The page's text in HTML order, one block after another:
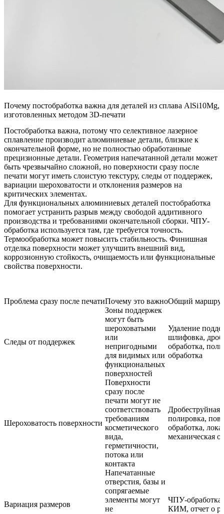
Почему постобработка важна для деталей из сплава AlSi10Mg,
изготовленных методом 3D-печати
Постобработка важна, потому что селективное лазерное
сплавление производит алюминиевые детали, близкие к
окончательной форме, но не полностью обработанные
прецизионные детали. Геометрия напечатанной детали может
быть чрезвычайно сложной, но поверхности сразу после
печати могут иметь слоистую текстуру, следы от поддержек,
вариации шероховатости и отклонения размеров на
критических элементах.
Для функциональных алюминиевых деталей постобработка
помогает устранить разрыв между свободой аддитивного
производства и требованиями окончательной сборки. ЧПУ-
обработка используется там, где требуется точность.
Термообработка может повысить стабильность. Финишная
отделка поверхности может улучшить внешний вид,
коррозионную стойкость, очищаемость или функциональные
свойства поверхности.
Проблема сразу после печатиПочему это важноОбщий маршрут
Следы от поддержек
Зоны поддержек
могут быть
шероховатыми
или
непригодными
для видимых или
функциональных
поверхностей
Удаление
шлифовка,
обработка,
обработка
Шероховатость поверхности
Поверхности
сразу после
печати могут не
соответствовать
требованиям
косметического
вида,
герметичности,
потока или
контакта
Дробеструйная
полировка,
обработка,
механическая
Вариация размеров
Напечатанные
отверстия, базы и
сопрягаемые
элементы могут
не
ЧПУ-обработка,
КИМ, отчет о